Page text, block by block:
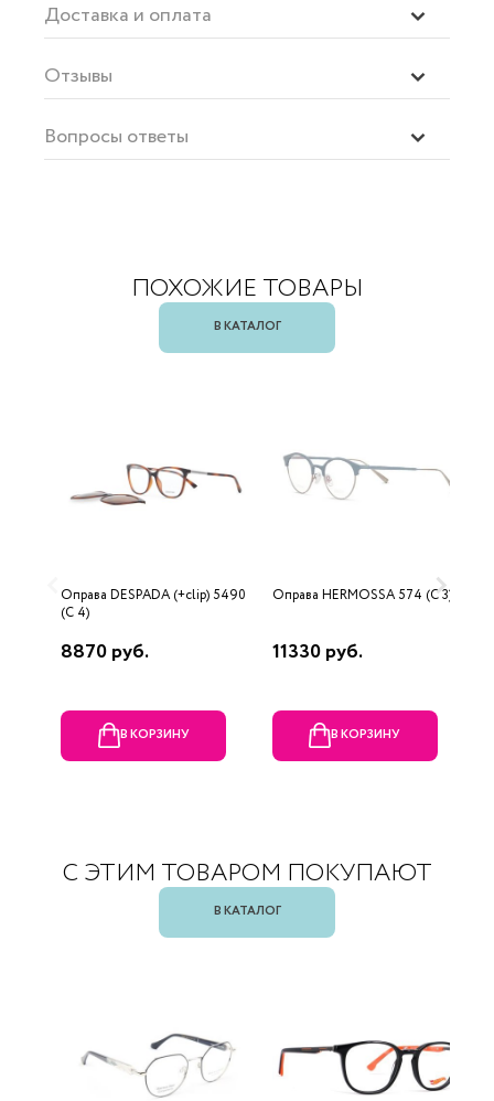
Доставка и оплата
Отзывы
Вопросы ответы
ПОХОЖИЕ ТОВАРЫ
В КАТАЛОГ
Оправа DESPADA (+clip) 5490
(C 4)
8870 руб.
В КОРЗИНУ
Оправа HERMOSSA 574 (C 3)
11330 руб.
В КОРЗИНУ
С ЭТИМ ТОВАРОМ ПОКУПАЮТ
В КАТАЛОГ